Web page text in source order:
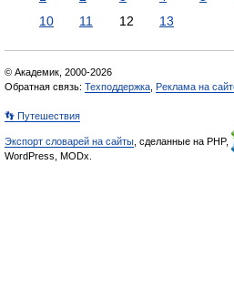
10
11 12 13
© Академик, 2000-2026
Обратная связь: Техподдержка Реклама на
👣 Путешествия
Экспорт словарей на сайты , сделанные на PHP,
WordPress, MODx.